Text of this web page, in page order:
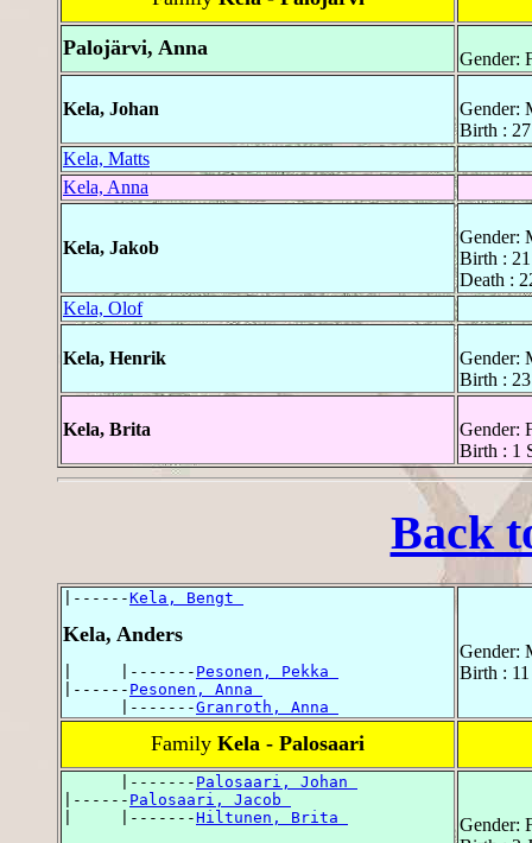
Palojärvi, Anna Gender:
Kela, Johan
Gender:
Birth :
Kela, Matts
Kela, Anna
Kela, Jakob
Gender:
Birth :
Death :
Kela, Olof
Kela, Henrik
Gender:
Birth :
Kela, Brita
Gender:
Birth : 1
Back
|------Kela, Bengt
Kela, Anders
|     |------- Pesonen, Pekka
|------ Pesonen, Anna
      |-------
Granroth, Anna
Gender:
Birth :
Family Kela - Palosaari
      |-------
Palosaari, Johan
|------ Palosaari, Jacob
|     |-------Hiltunen, Brita
Gender: